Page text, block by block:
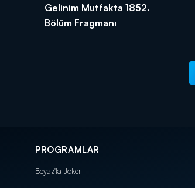
Gelinim Mutfakta 1852.
Bölüm Fragmanı
PROGRAMLAR
Beyaz'la Joker